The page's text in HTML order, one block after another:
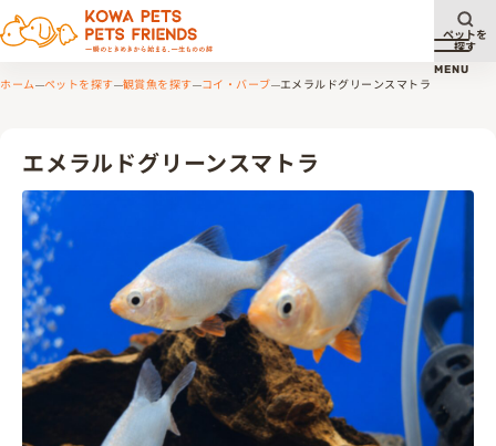
メニ
MENU
ペットを
探す
ホーム ペットを探す 観賞魚を探す コイ・バーブ エメラルドグリーンスマトラ
エメラルドグリーンスマトラ